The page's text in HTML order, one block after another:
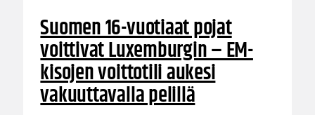
Suomen 16-vuotiaat pojat
voittivat Luxemburgin – EM-
kisojen voittotili aukesi
vakuuttavalla pelillä